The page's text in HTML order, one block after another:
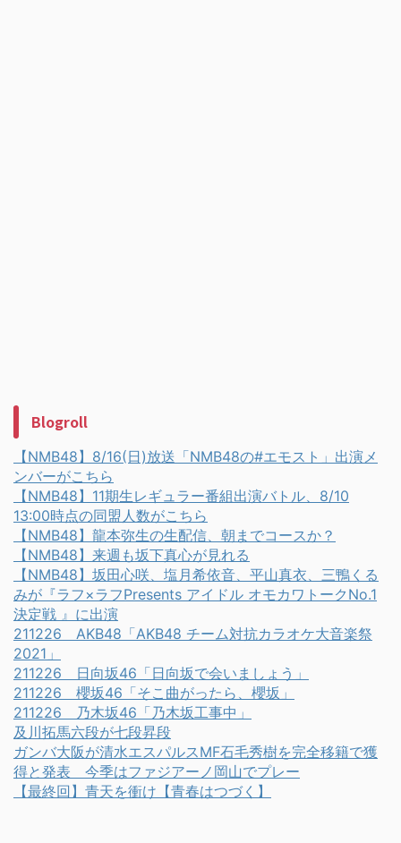
Blogroll
【NMB48】8/16(日)放送「NMB48の#エモスト」出演メ
ンバーがこちら
【NMB48】11期生レギュラー番組出演バトル、8/10
13:00時点の同盟人数がこちら
【NMB48】龍本弥生の生配信、朝までコースか？
【NMB48】来週も坂下真心が見れる
【NMB48】坂田心咲、塩月希依音、平山真衣、三鴨くる
みが『ラフ×ラフPresents アイドル オモカワトークNo.1
決定戦 』に出演
211226 AKB48「AKB48 チーム対抗カラオケ大音楽祭
2021」
211226 日向坂46「日向坂で会いましょう」
211226 櫻坂46「そこ曲がったら、櫻坂」
211226 乃木坂46「乃木坂工事中」
及川拓馬六段が七段昇段
ガンバ大阪が清水エスパルスMF石毛秀樹を完全移籍で獲
得と発表 今季はファジアーノ岡山でプレー
【最終回】青天を衝け【青春はつづく】